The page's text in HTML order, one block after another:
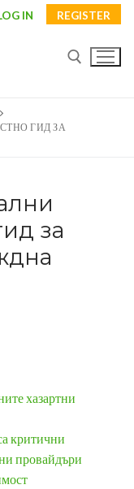
IN REGISTER
ГИД ЗА
за
хазартни
критични
провайдъри